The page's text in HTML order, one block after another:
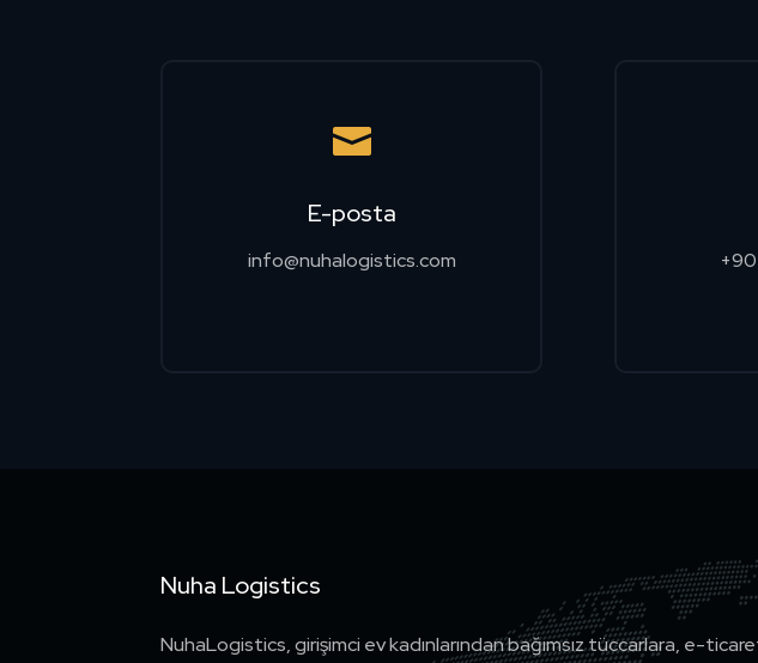

E-posta
info@nuhalogistics.com +90
Nuha Logistics
NuhaLogistics, girişimci ev kadınlarından bağımsız tüccarlara, e-